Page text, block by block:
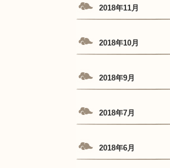
2018年11月
2018年10月
2018年9月
2018年7月
2018年6月